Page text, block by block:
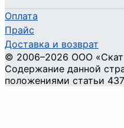
Оплата
Прайс
Доставка и возврат
© 2006–2026 ООО
Содержание данной
положениями статьи